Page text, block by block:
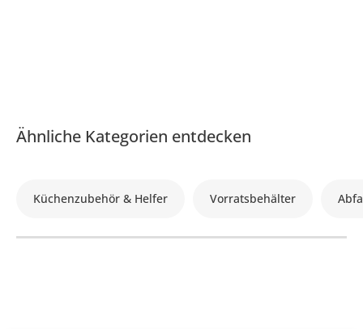
Ähnliche Kategorien entdecken
Küchenzubehör & Helfer Vorratsbehälter